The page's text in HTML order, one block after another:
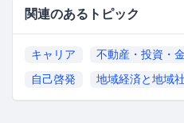
関連のあるトピック
キャリア 不動産・投資・
自己啓発
地域経済と地域